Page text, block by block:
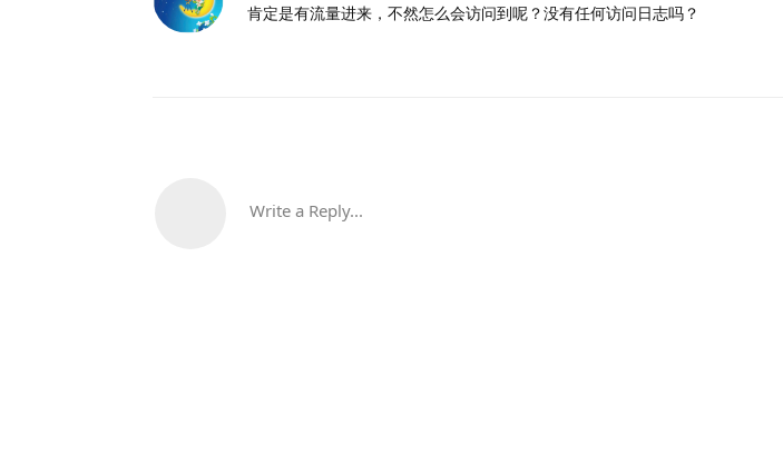
肯定是有流量进来，不然怎么会访问到呢？没有任何访问日志吗？
Write a Reply...